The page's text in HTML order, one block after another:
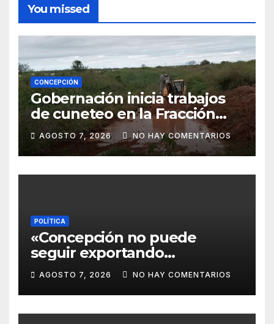
You missed
CONCEPCIÓN
Gobernación inicia trabajos
de cuneteo en la Fracción
José Félix
AGOSTO 7, 2026 NO HAY COMENTARIOS
POLÍTICA
«Concepción no puede
seguir exportando
juventud»: Lelly Javier Acosta
Silva propone transformar la
ciudad en un polo de
atracción de inversiones
AGOSTO 7, 2026 NO HAY COMENTARIOS